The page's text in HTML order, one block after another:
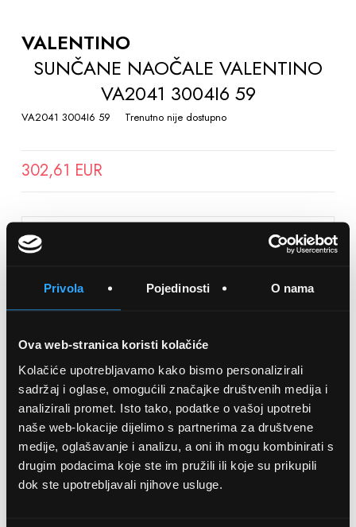
Privola Pojedinosti O nama
Ova web-stranica koristi kolačiće
Kolačiće upotrebljavamo kako bismo personalizirali
sadržaj i oglase, omogućili značajke društvenih medija i
analizirali promet. Isto tako, podatke o vašoj upotrebi
naše web-lokacije dijelimo s partnerima za društvene
medije, oglašavanje i analizu, a oni ih mogu kombinirati s
drugim podacima koje ste im pružili ili koje su prikupili
dok ste upotrebljavali njihove usluge.
THE
BEGINNING
OF
GALLERY
VALENTINO
SUNČANE NAOČALE VALENTINO
VA2041 3004I6 59
VA2041 3004I6 59 Trenutno nije dostupno
302,61 EUR
SPREMITE NA LISTU ŽELJA
Detalji
OPTIKA NJEGO, POSLOVNICA 1